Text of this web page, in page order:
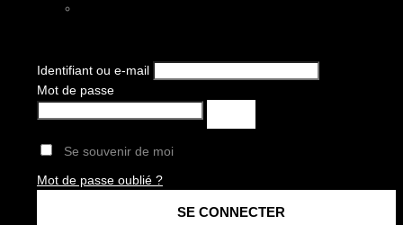
Identifiant ou e-mail
Mot de passe
Se souvenir de moi
Mot de passe oublié ?